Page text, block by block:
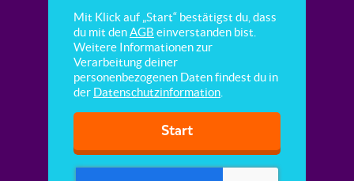
Mit Klick auf „Start“ bestätigst du, dass
du mit denAGB einverstanden bist.
Weitere Informationen zur
Verarbeitung deiner
personenbezogenen Daten findest du in
der Datenschutzinformation
Start